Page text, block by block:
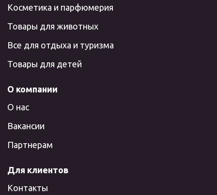
Косметика и парфюмерия
Товары для животных
Все для отдыха и туризма
Товары для детей
О компании
О нас
Вакансии
Партнерам
Для клиентов
Контакты